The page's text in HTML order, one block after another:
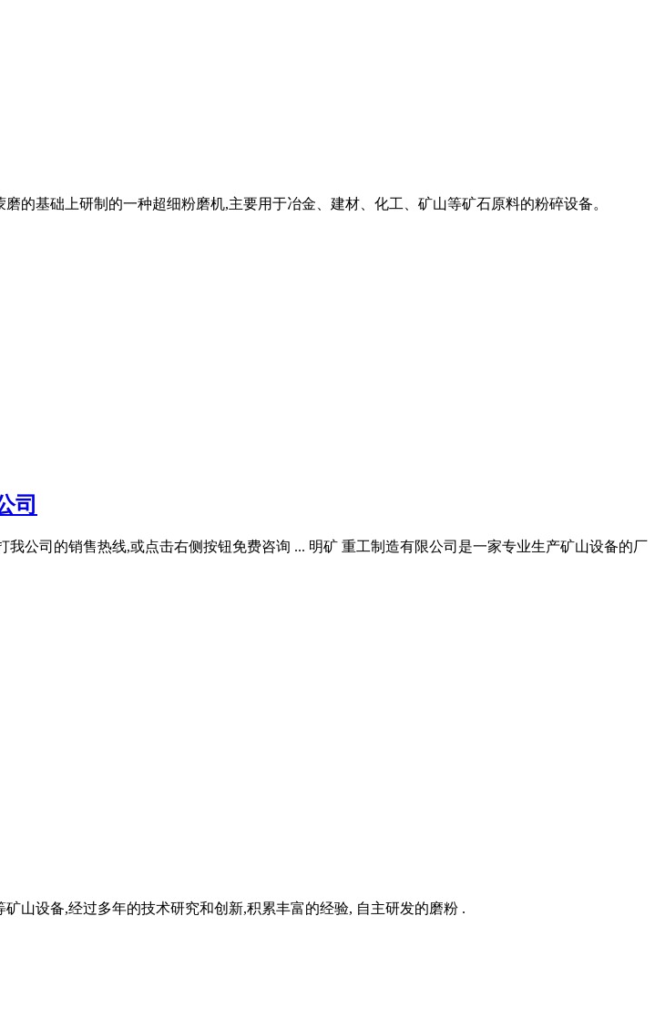
的基础上研制的一种超细粉磨机,主要用于冶金、建材、化工、矿山等矿石原料的粉碎设备。
司
公司的销售热线,或点击右侧按钮免费咨询 ... 明矿 重工制造有限公司是一家专业生产矿山设备的厂
山设备,经过多年的技术研究和创新,积累丰富的经验, 自主研发的磨粉 .